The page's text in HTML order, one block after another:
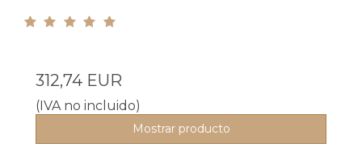
312,74 EUR
(IVA no incluido)
Mostrar producto